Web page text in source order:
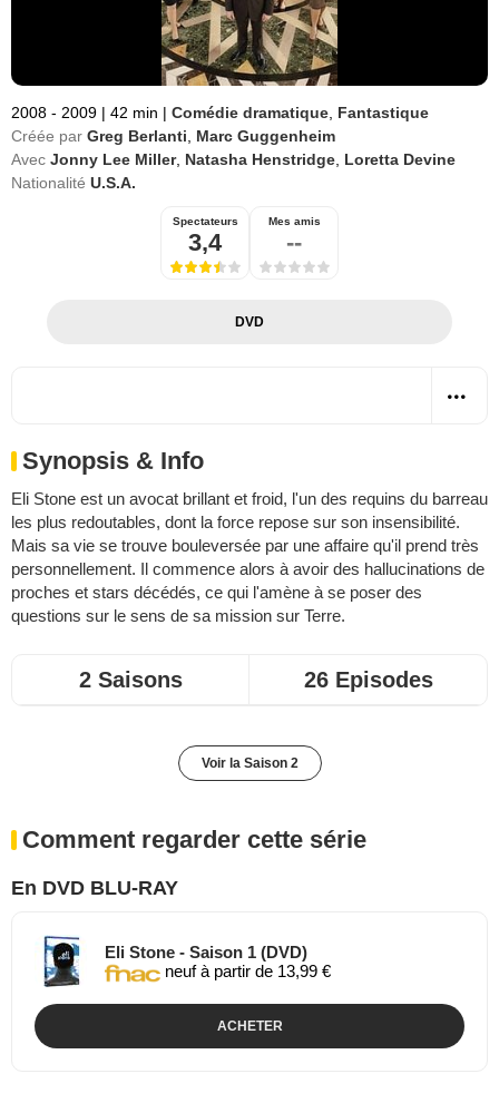
2008 - 2009 | 42 min | Comédie dramatique Fantastique
Créée par Greg Berlanti
Marc Guggenheim
Avec Jonny Lee Miller, Natasha Henstridge Loretta Devine
Nationalité U.S.A.
Spectateurs
3,4
Mes amis
--
DVD
Synopsis & Info
Eli Stone est un avocat brillant et froid, l'un des requins du barreau
les plus redoutables, dont la force repose sur son insensibilité.
Mais sa vie se trouve bouleversée par une affaire qu'il prend très
personnellement. Il commence alors à avoir des hallucinations de
proches et stars décédés, ce qui l'amène à se poser des
questions sur le sens de sa mission sur Terre.
2 Saisons 26 Episodes
Voir la Saison 2
Comment regarder cette série
En DVD BLU-RAY
Eli Stone - Saison 1 (DVD)
neuf à partir de 13,99 €
ACHETER